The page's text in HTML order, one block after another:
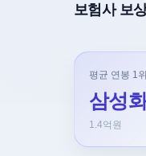
보험사 보
평균 연봉 1위
삼성
1.4억원